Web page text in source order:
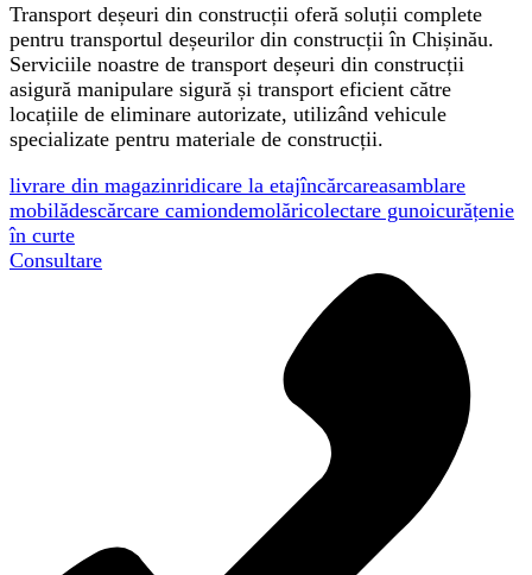
Transport deșeuri din construcții oferă soluții complete
pentru transportul deșeurilor din construcții în Chișinău.
Serviciile noastre de transport deșeuri din construcții
asigură manipulare sigură și transport eficient către
locațiile de eliminare autorizate, utilizând vehicule
specializate pentru materiale de construcții.
livrare din magazinridicare la etajîncărcareasamblare
mobilădescărcare camiondemolăricolectare gunoicurățenie
în curte
Consultare